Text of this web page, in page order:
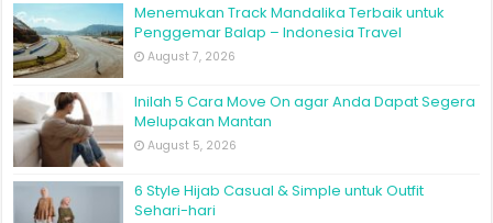
Menemukan Track Mandalika Terbaik untuk
Penggemar Balap – Indonesia Travel
August 7, 2026
Inilah 5 Cara Move On agar Anda Dapat Segera
Melupakan Mantan
August 5, 2026
6 Style Hijab Casual & Simple untuk Outfit
Sehari-hari